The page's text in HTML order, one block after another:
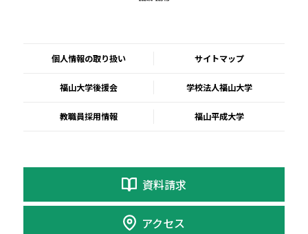
個人情報の取り扱い サイトマップ
福山大学後援会 学校法人福山大学
教職員採用情報 福山平成大学
資料請求
アクセス